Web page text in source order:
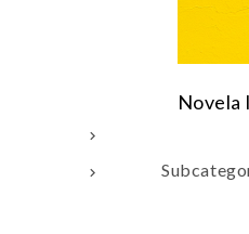


Novela